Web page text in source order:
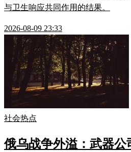
与卫生响应共同作用的结果。
2026-08-09 23:33
社会热点
俄乌战争外溢：武器公